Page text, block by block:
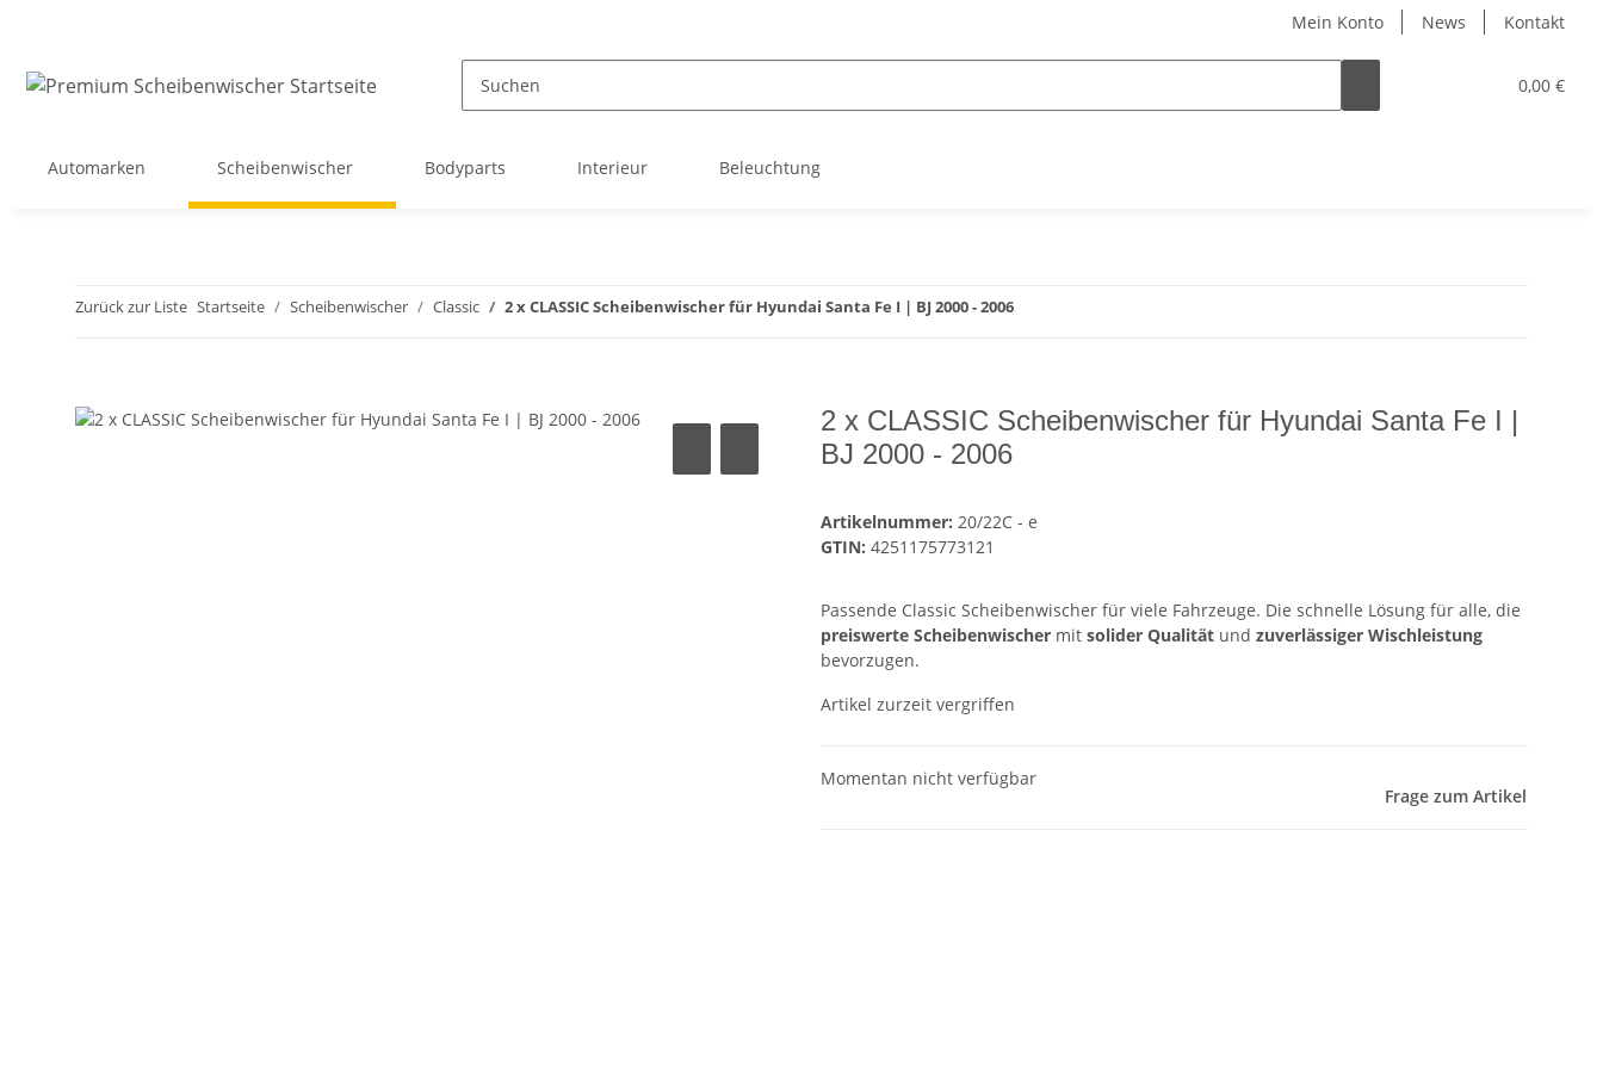
Mein Konto News Kontakt
0,00 €
Automarken Scheibenwischer Bodyparts Interieur Beleuchtung
Zurück zur Liste Startseite Scheibenwischer Classic 2 x CLASSIC Scheibenwischer für Hyundai Santa Fe I | BJ 2000 - 2006
2 x CLASSIC Scheibenwischer für Hyundai Santa Fe I |
BJ 2000 - 2006
Artikelnummer: 20/22C - e
GTIN: 4251175773121
Passende Classic Scheibenwischer für viele Fahrzeuge. Die schnelle Lösung für alle, die
preiswerte Scheibenwischer mit solider Qualität und zuverlässiger Wischleistung
bevorzugen.
Artikel zurzeit vergriffen
Momentan nicht verfügbar
Frage zum Artikel